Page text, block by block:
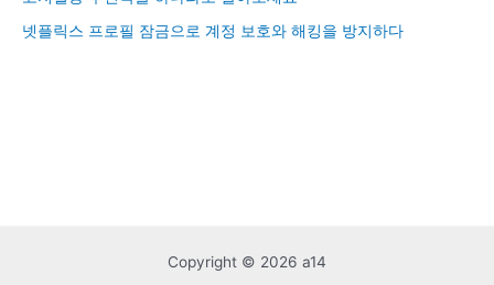
넷플릭스 프로필 잠금으로 계정 보호와 해킹을 방지하다
Copyright © 2026 a14